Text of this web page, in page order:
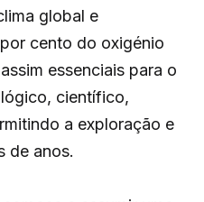
global e
cento do oxigénio
essenciais para o
científico,
a exploração e
de anos.